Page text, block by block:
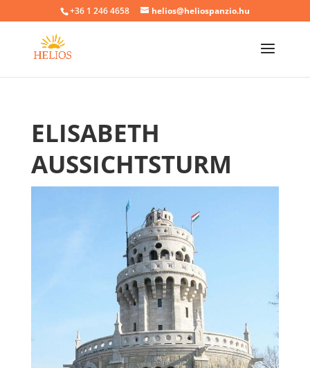
+36 1 246 4658 helios@heliospanzio.hu
ELISABETH
AUSSICHTSTURM